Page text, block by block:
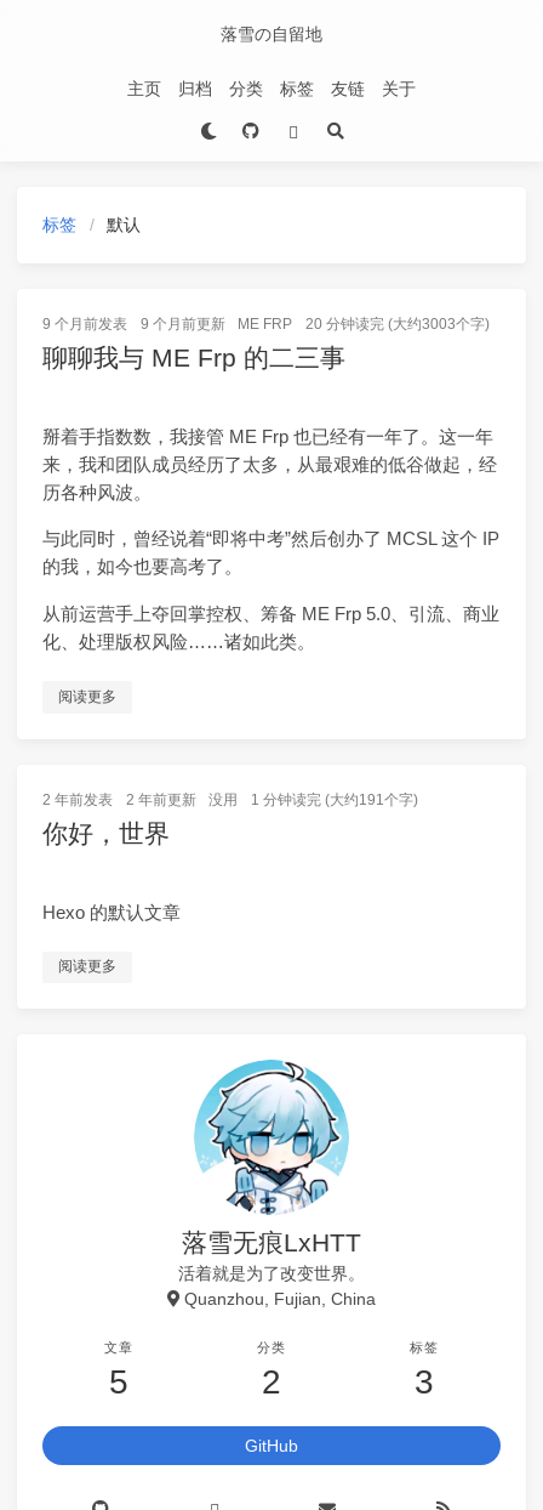
落雪の自留地
主页 归档 分类 标签 友链 关于
标签 默认
9 个月前发表 9 个月前更新 ME FRP 20 分钟读完 (大约3003个字)
聊聊我与 ME Frp 的二三事
掰着手指数数，我接管 ME Frp 也已经有一年了。这一年
来，我和团队成员经历了太多，从最艰难的低谷做起，经
历各种风波。
与此同时，曾经说着“即将中考”然后创办了 MCSL 这个 IP
的我，如今也要高考了。
从前运营手上夺回掌控权、筹备 ME Frp 5.0、引流、商业
化、处理版权风险……诸如此类。
阅读更多
2 年前发表 2 年前更新 没用 1 分钟读完 (大约191个字)
你好，世界
Hexo 的默认文章
阅读更多
落雪无痕LxHTT
活着就是为了改变世界。
Quanzhou, Fujian, China
文章
5
分类
2
标签
3
GitHub